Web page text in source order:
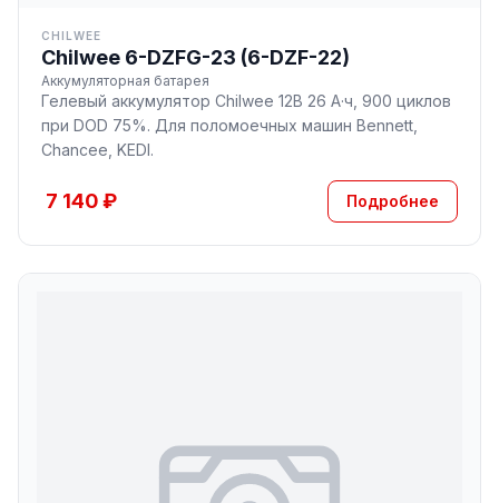
CHILWEE
Chilwee 6-DZFG-23 (6-DZF-22)
Аккумуляторная батарея
Гелевый аккумулятор Chilwee 12В 26 А·ч, 900 циклов
при DOD 75%. Для поломоечных машин Bennett,
Chancee, KEDI.
7 140 ₽ Подробнее